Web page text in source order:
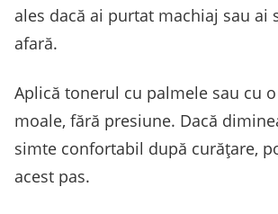
ales dacă ai purtat machiaj sau ai
afară.
Aplică tonerul cu palmele sau cu
moale, fără presiune. Dacă
simte confortabil după curățare,
acest pas.